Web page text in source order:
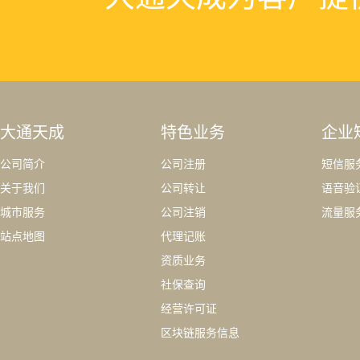
大通天成
公司简介
关于我们
城市服务
站点地图
特色业务
公司注册
公司转让
公司注销
代理记账
资质业务
社保查询
经营许可证
区块链服务信息
企业
短信服
语音验
流量服